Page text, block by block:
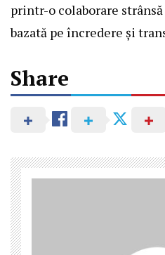
printr-o colaborare
bazată pe încredere și
Share